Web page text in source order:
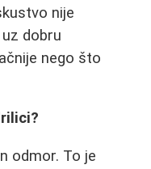
nije
dobru
nego što
odmor. To je